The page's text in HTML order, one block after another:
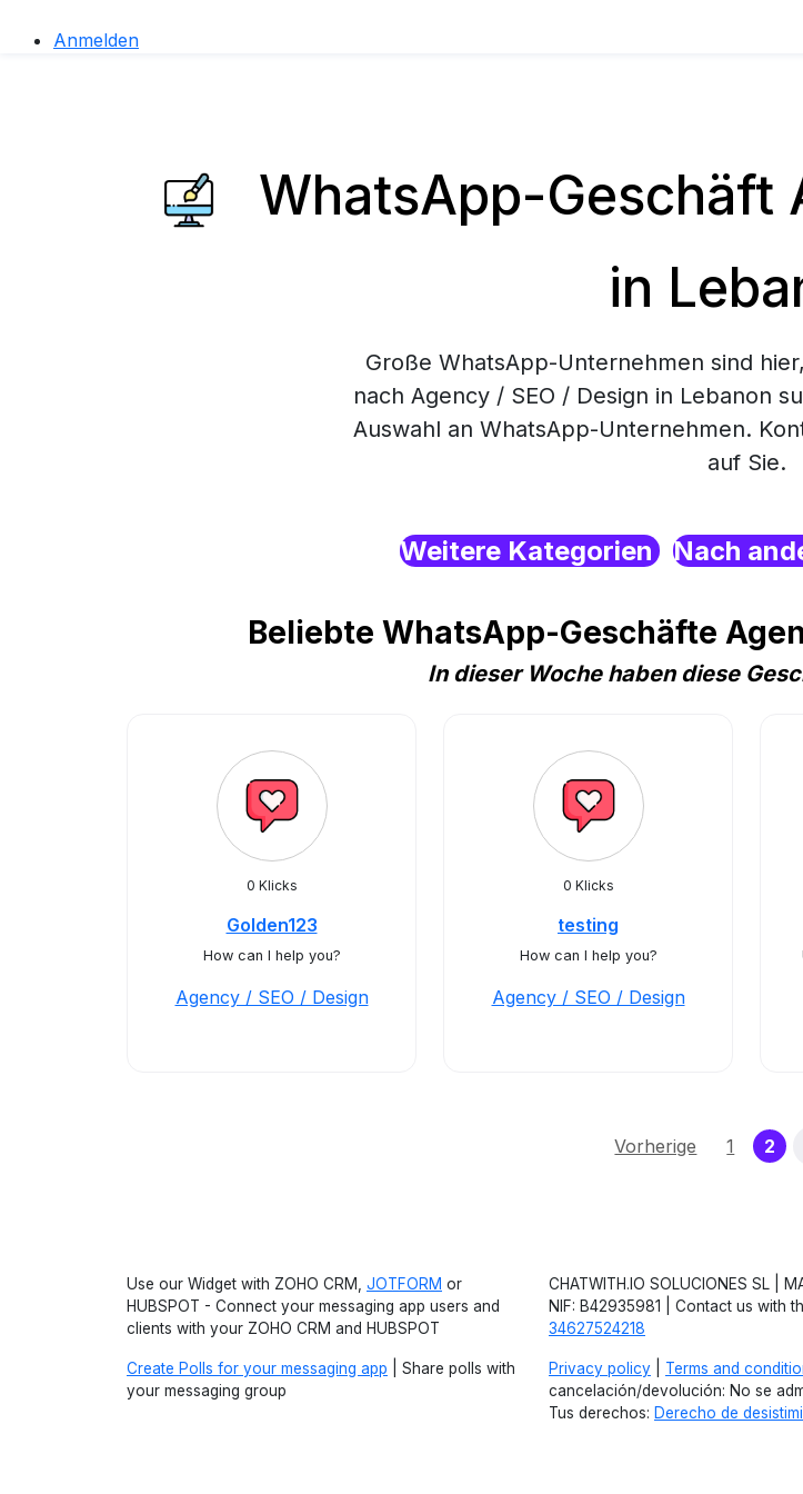
Anmelden
WhatsApp-Geschäft
in
Große WhatsApp-Unternehmen sind
nach Agency / SEO / Design in Lebanon
Auswahl an WhatsApp-Unternehmen.
auf Sie.
Weitere Kategorien Nach
Beliebte WhatsApp-Geschäfte
In dieser Woche haben diese
0 Klicks
Golden123
How can I help you?
Agency / SEO / Design
0 Klicks
testing
How can I help you?
Agency / SEO / Design
Vorherige 1 2
Use our Widget with ZOHO CRM, JOTFORM or
HUBSPOT - Connect your messaging app users and
clients with your ZOHO CRM and HUBSPOT
Create Polls for your messaging app | Share polls with
your messaging group
CHATWITH.IO SOLUCIONES SL |
NIF: B42935981 | Contact us with
34627524218
Privacy policy Terms and
cancelación/devolución: No se
Tus derechos: Derecho de